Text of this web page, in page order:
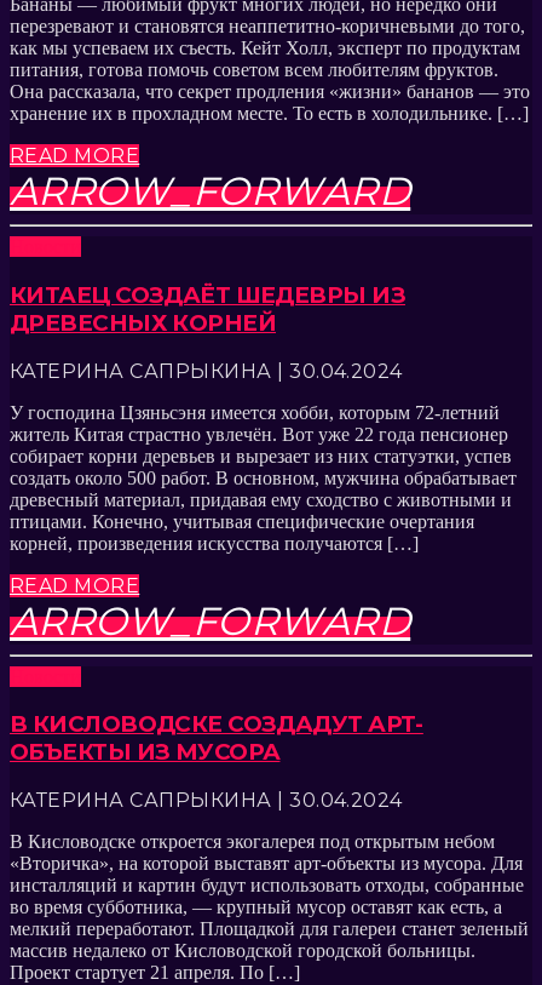
Бананы — любимый фрукт многих людей, но нередко они
перезревают и становятся неаппетитно-коричневыми до того,
как мы успеваем их съесть. Кейт Холл, эксперт по продуктам
питания, готова помочь советом всем любителям фруктов.
Она рассказала, что секрет продления «жизни» бананов — это
хранение их в прохладном месте. То есть в холодильнике. […]
READ MORE
ARROW_FORWARD
КИТАЕЦ СОЗДАЁТ ШЕДЕВРЫ ИЗ
ДРЕВЕСНЫХ КОРНЕЙ
КАТЕРИНА САПРЫКИНА | 30.04.2024
У господина Цзяньсэня имеется хобби, которым 72-летний
житель Китая страстно увлечён. Вот уже 22 года пенсионер
собирает корни деревьев и вырезает из них статуэтки, успев
создать около 500 работ. В основном, мужчина обрабатывает
древесный материал, придавая ему сходство с животными и
птицами. Конечно, учитывая специфические очертания
корней, произведения искусства получаются […]
READ MORE
ARROW_FORWARD
В КИСЛОВОДСКЕ СОЗДАДУТ АРТ-
ОБЪЕКТЫ ИЗ МУСОРА
КАТЕРИНА САПРЫКИНА | 30.04.2024
В Кисловодске откроется экогалерея под открытым небом
«Вторичка», на которой выставят арт-объекты из мусора. Для
инсталляций и картин будут использовать отходы, собранные
во время субботника, — крупный мусор оставят как есть, а
мелкий переработают. Площадкой для галереи станет зеленый
массив недалеко от Кисловодской городской больницы.
Проект стартует 21 апреля. По […]